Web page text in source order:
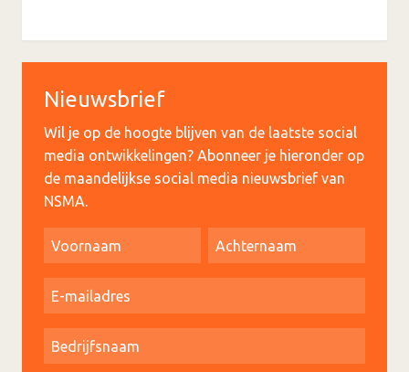
Nieuwsbrief
Wil je op de hoogte blijven van de laatste social
media ontwikkelingen? Abonneer je hieronder op
de maandelijkse social media nieuwsbrief van
NSMA.